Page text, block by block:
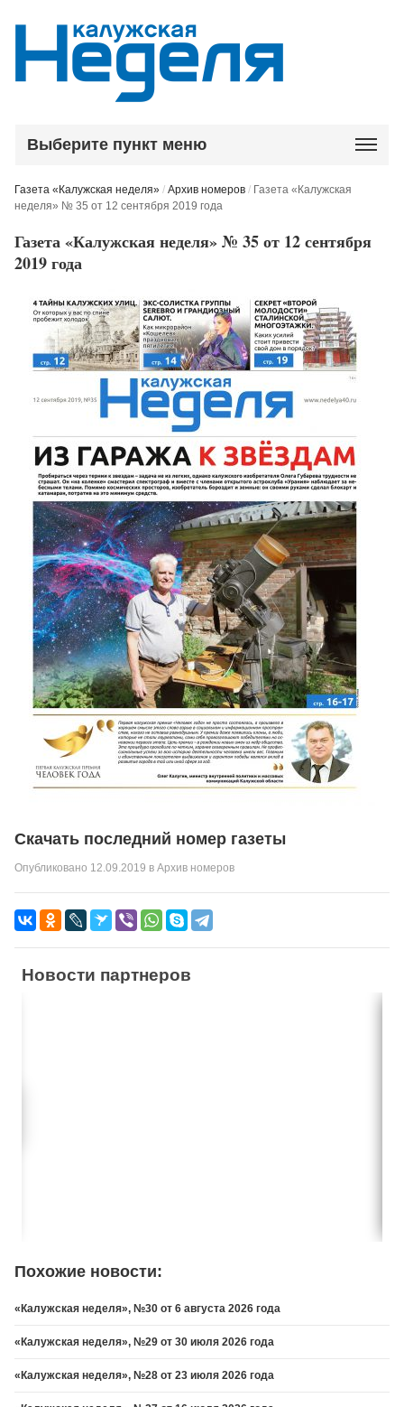
Выберите пункт меню
Газета «Калужская неделя» /Архив номеров / Газета «Калужская
неделя» № 35 от 12 сентября 2019 года
Газета «Калужская неделя» № 35 от 12 сентября
2019 года
Скачать последний номер газеты
Опубликовано 12.09.2019 в Архив номеров
Новости партнеров
Похожие новости:
«Калужская неделя», №30 от 6 августа 2026 года
«Калужская неделя», №29 от 30 июля 2026 года
«Калужская неделя», №28 от 23 июля 2026 года